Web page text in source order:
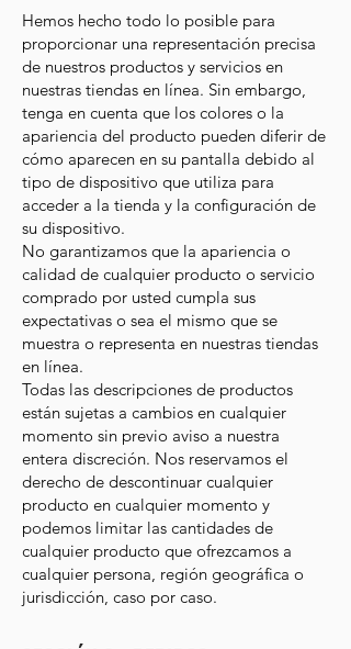
Hemos hecho todo lo posible para
proporcionar una representación precisa
de nuestros productos y servicios en
nuestras tiendas en línea. Sin embargo,
tenga en cuenta que los colores o la
apariencia del producto pueden diferir de
cómo aparecen en su pantalla debido al
tipo de dispositivo que utiliza para
acceder a la tienda y la configuración de
su dispositivo.
No garantizamos que la apariencia o
calidad de cualquier producto o servicio
comprado por usted cumpla sus
expectativas o sea el mismo que se
muestra o representa en nuestras tiendas
en línea.
Todas las descripciones de productos
están sujetas a cambios en cualquier
momento sin previo aviso a nuestra
entera discreción. Nos reservamos el
derecho de descontinuar cualquier
producto en cualquier momento y
podemos limitar las cantidades de
cualquier producto que ofrezcamos a
cualquier persona, región geográfica o
jurisdicción, caso por caso.